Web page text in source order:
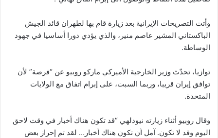
وأتت التصريحات الإيرانية بعد زيارة قام بها لطهران قائد الجيش
الباكستاني المشير عاصم منير، والذي يؤدي دورا أساسيا في جهود
الوساطة.
توازيا، تحدّث وزير الخارجية الأميركي ماركو روبيو عن “فرصة” لأن
توافق إيران قريبا، وربما السبت، على إبرام اتفاق مع الولايات
المتحدة.
وقال روبيو أثناء زيارته نيودلهي “قد تكون هناك أخبار في وقت لاحق
اليوم وقد لا تكون. آمل أن تكون هناك أخبار… لقد تم إحراز بعض